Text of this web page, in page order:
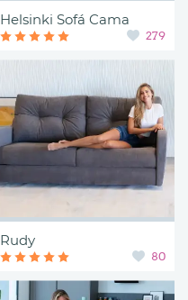
Helsinki Sofá Cama
279
Rudy
80